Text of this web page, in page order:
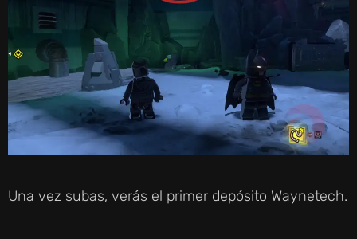
Una vez subas, verás el primer depósito Waynetech.